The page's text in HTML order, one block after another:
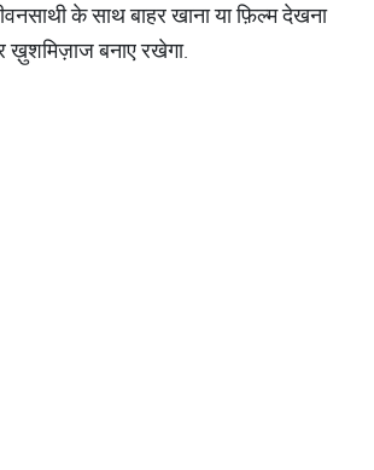
के साथ बाहर खाना या फ़िल्म देखना
बनाए रखेगा.